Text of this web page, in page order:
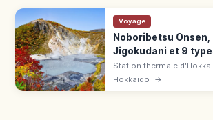
Voyage
Noboribetsu Onsen,
Jigokudani et 9
Station thermale
grand magasin des onsen
Hokkaido →